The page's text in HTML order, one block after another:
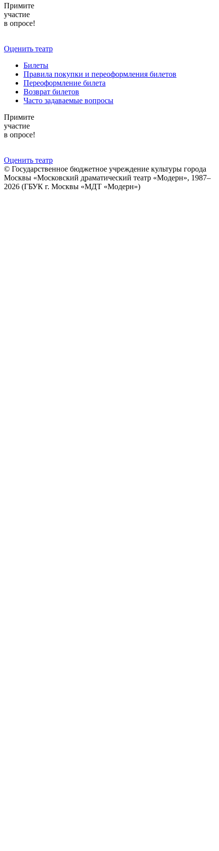
Примите
участие
в опросе!
Оценить театр
Билеты
Правила покупки и переоформления билетов
Переоформление билета
Возврат билетов
Часто задаваемые вопросы
Примите
участие
в опросе!
Оценить театр
© Государственное бюджетное учреждение культуры города
Москвы «Московский драматический театр «Модерн», 1987–
2026 (ГБУК г. Москвы «МДТ «Модерн»)